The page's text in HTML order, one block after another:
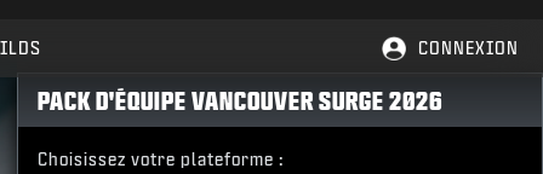
CONNEXION
PACK D'ÉQUIPE VANCOUVER SURGE 2026
Choisissez votre plateforme :